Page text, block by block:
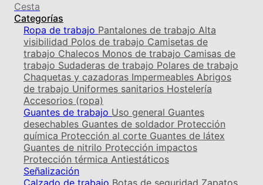
Cesta
Categorías
Ropa de trabajo Pantalones de trabajo Alta
visibilidad Polos de trabajo Camisetas de
trabajo Chalecos Monos de trabajo Camisas de
trabajo Sudaderas de trabajo Polares de trabajo
Chaquetas y cazadoras Impermeables Abrigos
de trabajo Uniformes sanitarios Hostelería
Accesorios (ropa)
Guantes de trabajo Uso general Guantes
desechables Guantes de soldador Protección
química Protección al corte Guantes de látex
Guantes de nitrilo Protección impactos
Protección térmica Antiestáticos
Señalización
Calzado de trabajo Botas de seguridad Zapatos